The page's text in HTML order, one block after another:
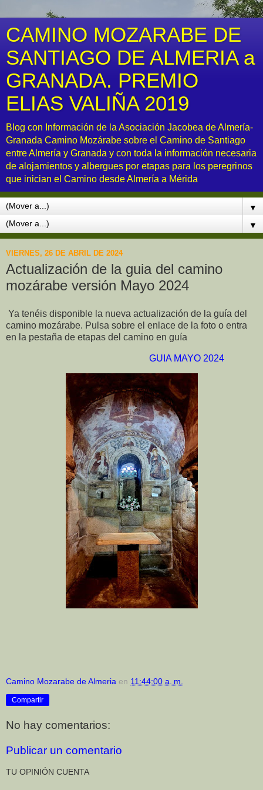
CAMINO MOZARABE DE
SANTIAGO DE ALMERIA a
GRANADA. PREMIO
ELIAS VALIÑA 2019
Blog con Información de la Asociación Jacobea de Almería-
Granada Camino Mozárabe sobre el Camino de Santiago
entre Almería y Granada y con toda la información necesaria
de alojamientos y albergues por etapas para los peregrinos
que inician el Camino desde Almería a Mérida
▼
▼
VIERNES, 26 DE ABRIL DE 2024
Actualización de la guia del camino
mozárabe versión Mayo 2024
Ya tenéis disponible la nueva actualización de la guía del
camino mozárabe. Pulsa sobre el enlace de la foto o entra
en la pestaña de etapas del camino en guía
GUIA MAYO 2024
Camino Mozarabe de Almeria en 11:44:00 a. m.
Compartir
No hay comentarios:
Publicar un comentario
TU OPINIÓN CUENTA